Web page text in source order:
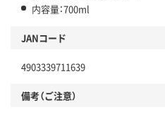
内容量：700ml
JANコード
4903339711639
備考（ご注意）